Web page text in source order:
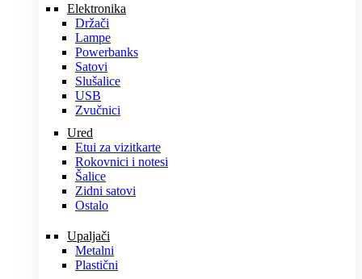
Elektronika
Držači
Lampe
Powerbanks
Satovi
Slušalice
USB
Zvučnici
Ured
Etui za vizitkarte
Rokovnici i notesi
Šalice
Zidni satovi
Ostalo
Upaljači
Metalni
Plastični